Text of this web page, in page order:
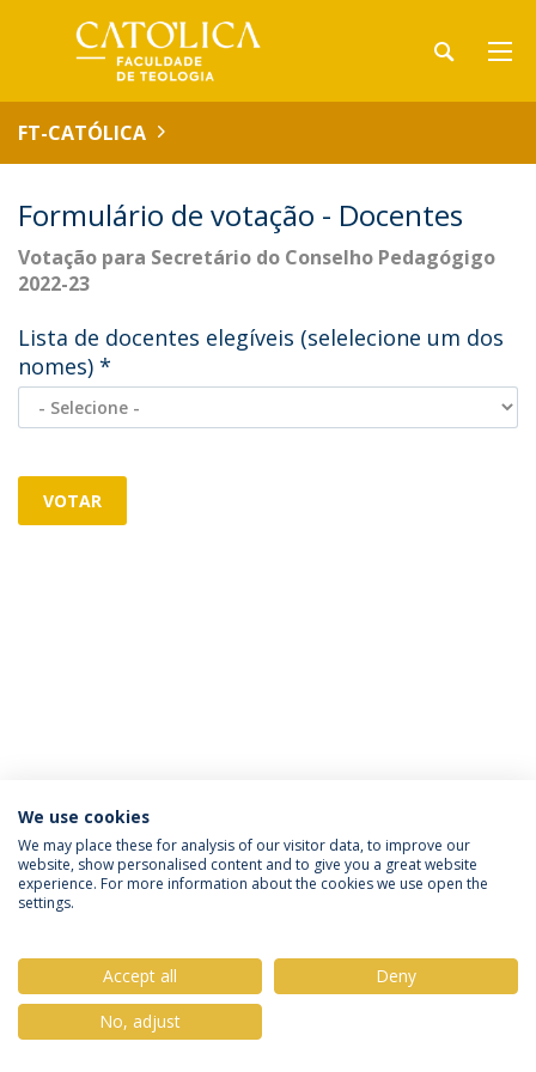
FT-CATÓLICA
Formulário de votação - Docentes
Votação para Secretário do Conselho Pedagógigo
2022-23
Lista de docentes elegíveis (selelecione um dos
nomes) *
VOTAR
Política de Privacidade
Termos & Condições
Direitos do Titular dos Dados
© 2026 Universidade Católica Portuguesa
We use cookies
We may place these for analysis of our visitor data, to improve our
website, show personalised content and to give you a great website
experience. For more information about the cookies we use open the
settings.
Accept all
Deny
No, adjust